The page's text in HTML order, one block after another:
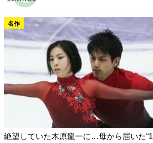
名作
絶望していた木原龍一に…母から届いた